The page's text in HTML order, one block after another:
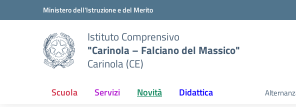
Vai ai contenuti
Vai al menu di navigazioneMinistero dell'Istruzione e del Merito
Istituto Comprensivo
"Carinola – Falciano del Massico"
Carinola (CE)
Scuola Servizi Novità Didattica